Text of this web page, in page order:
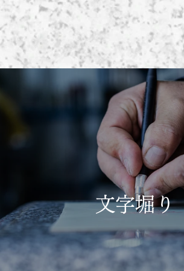
施工内容
文字堀り